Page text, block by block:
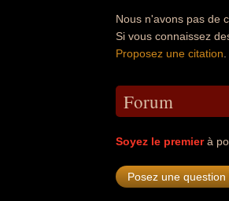
Nous n'avons pas de
Si vous connaissez
Proposez une citation
Forum
Soyez le premierà